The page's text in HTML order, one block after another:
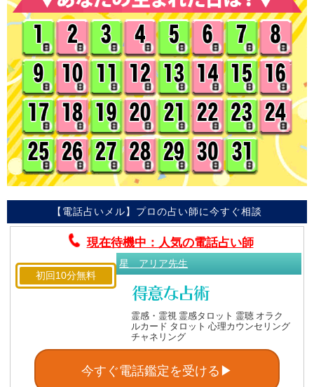
【電話占いメル】プロの占い師に今すぐ相談
現在待機中：人気の電話占い師
初回10分無料
星 アリア先生
霊感・霊視 霊感タロット 霊聴 オラク
ルカード タロット 心理カウンセリング
チャネリング
今すぐ電話鑑定を受ける▶